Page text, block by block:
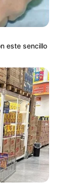
este sencillo